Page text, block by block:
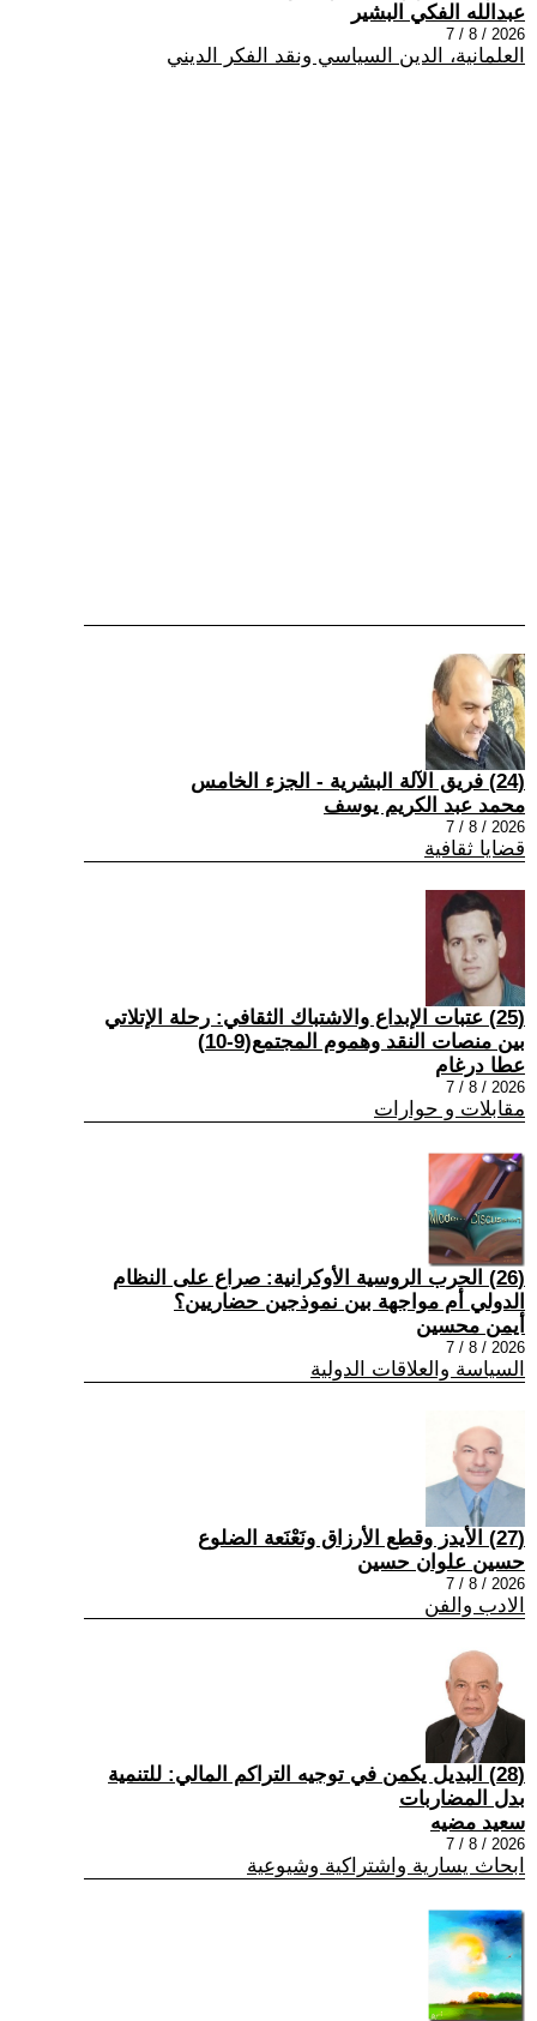
عبدالله الفكي البشير
2026 / 8 / 7
العلمانية، الدين السياسي ونقد الفكر الديني
(24) فريق الآلة البشرية - الجزء الخامس
محمد عبد الكريم يوسف
2026 / 8 / 7
قضايا ثقافية
(25) عتبات الإبداع والاشتباك الثقافي: رحلة الإتلاتي
بين منصات النقد وهموم المجتمع(9-10)
عطا درغام
2026 / 8 / 7
مقابلات و حوارات
(26) الحرب الروسية الأوكرانية: صراع على النظام
الدولي أم مواجهة بين نموذجين حضاريين؟
أيمن محسين
2026 / 8 / 7
السياسة والعلاقات الدولية
(27) الأيدز وقطع الأرزاق ونَعْنَعة الضلوع
حسين علوان حسين
2026 / 8 / 7
الادب والفن
(28) البديل يكمن في توجيه التراكم المالي: للتنمية
بدل المضاربات
سعيد مضيه
2026 / 8 / 7
ابحاث يسارية واشتراكية وشيوعية